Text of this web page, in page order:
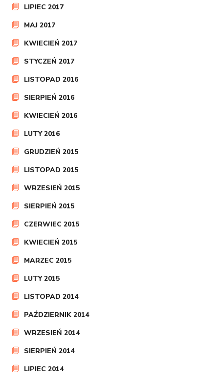
LIPIEC 2017
MAJ 2017
KWIECIEŃ 2017
STYCZEŃ 2017
LISTOPAD 2016
SIERPIEŃ 2016
KWIECIEŃ 2016
LUTY 2016
GRUDZIEŃ 2015
LISTOPAD 2015
WRZESIEŃ 2015
SIERPIEŃ 2015
CZERWIEC 2015
KWIECIEŃ 2015
MARZEC 2015
LUTY 2015
LISTOPAD 2014
PAŹDZIERNIK 2014
WRZESIEŃ 2014
SIERPIEŃ 2014
LIPIEC 2014